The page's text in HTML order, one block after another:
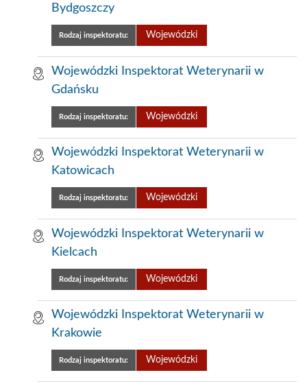
Bydgoszczy
Rodzaj inspektoratu: Wojewódzki
Wojewódzki Inspektorat Weterynarii w
Gdańsku
Rodzaj inspektoratu: Wojewódzki
Wojewódzki Inspektorat Weterynarii w
Katowicach
Rodzaj inspektoratu: Wojewódzki
Wojewódzki Inspektorat Weterynarii w
Kielcach
Rodzaj inspektoratu: Wojewódzki
Wojewódzki Inspektorat Weterynarii w
Krakowie
Rodzaj inspektoratu: Wojewódzki